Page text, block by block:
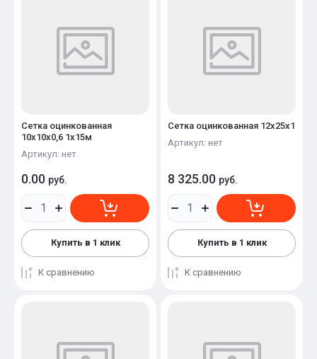
Название - Я-А
Название - А-Я
Сетка оцинкованная
10х10х0,6 1х15м
Артикул: нет
0.00 руб.
Купить в 1 клик
К сравнению
Сетка оцинкованная 12х25х1
Артикул: нет
8 325.00 руб.
Купить в 1 клик
К сравнению